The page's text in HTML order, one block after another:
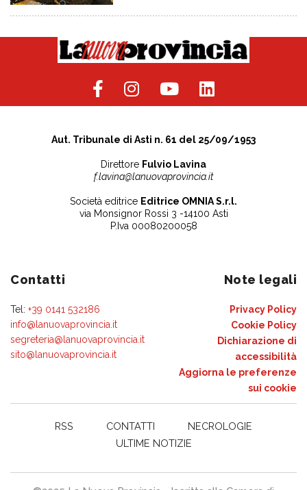
Aut. Tribunale di Asti n. 61 del 25/09/1953
Direttore Fulvio Lavina
f.lavina@lanuovaprovincia.it
Società editrice Editrice OMNIA S.r.l.
via Monsignor Rossi 3 -14100 Asti
P.Iva 00080200058
Contatti
Tel: +39 0141 532186
info@lanuovaprovincia.it
segreteria@lanuovaprovincia.it
sito@lanuovaprovincia.it
Note legali
Privacy Policy
Cookie Policy
Dichiarazione di
accessibilità
Aggiorna le preferenze
sui cookie
RSS CONTATTI
NECROLOGIE
ULTIME NOTIZIE